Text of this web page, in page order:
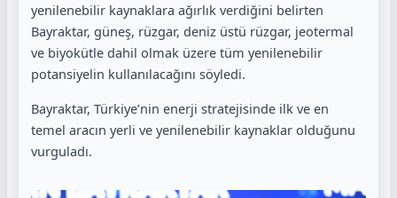
yenilenebilir kaynaklara ağırlık verdiğini belirten
Bayraktar, güneş, rüzgar, deniz üstü rüzgar, jeotermal
ve biyokütle dahil olmak üzere tüm yenilenebilir
potansiyelin kullanılacağını söyledi.
Bayraktar, Türkiye’nin enerji stratejisinde ilk ve en
temel aracın yerli ve yenilenebilir kaynaklar olduğunu
vurguladı.